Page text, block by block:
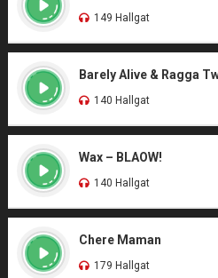
149 Hallgat
Barely Alive & Ragga
140 Hallgat
Wax – BLAOW!
140 Hallgat
Chere Maman
179 Hallgat